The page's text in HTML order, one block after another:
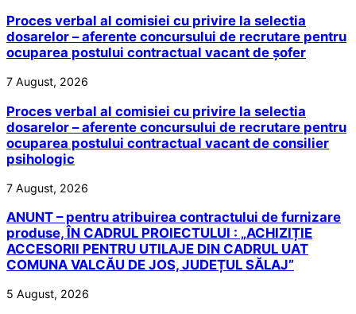
Proces verbal al comisiei cu privire la selectia
dosarelor – aferente concursului de recrutare pentru
ocuparea postului contractual vacant de șofer
7 August, 2026
Proces verbal al comisiei cu privire la selectia
dosarelor – aferente concursului de recrutare pentru
ocuparea postului contractual vacant de consilier
psihologic
7 August, 2026
ANUNT – pentru atribuirea contractului de furnizare
produse, ÎN CADRUL PROIECTULUI : „ACHIZIȚIE
ACCESORII PENTRU UTILAJE DIN CADRUL UAT
COMUNA VALCĂU DE JOS, JUDEȚUL SĂLAJ”
5 August, 2026